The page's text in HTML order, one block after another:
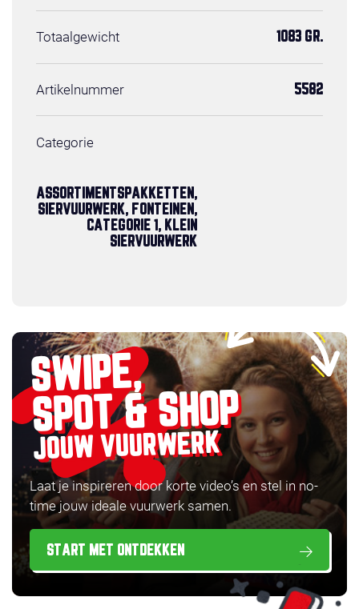
Totaalgewicht 1083 GR.
Artikelnummer 5582
Categorie
ASSORTIMENTSPAKKETTEN,
SIERVUURWERK, FONTEINEN,
CATEGORIE 1, KLEIN
SIERVUURWERK
SWIPE,
SPOT & SHOP
JOUW VUURWERK
Laat je inspireren door korte video’s en stel in no-
time jouw ideale vuurwerk samen.
START MET ONTDEKKEN